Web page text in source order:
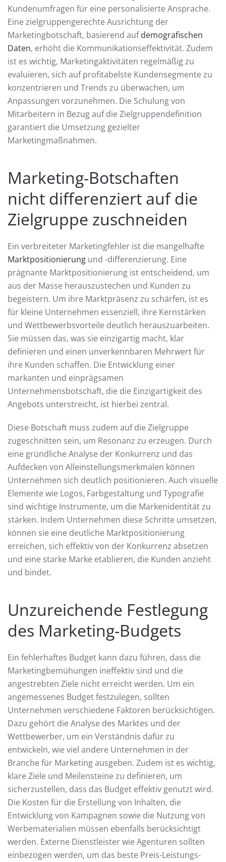
Kundenumfragen für eine personalisierte Ansprache.
Eine zielgruppengerechte Ausrichtung der
Marketingbotschaft, basierend aufdemografischen
Daten, erhöht die Kommunikationseffektivität. Zudem
ist es wichtig, Marketingaktivitäten regelmäßig zu
evaluieren, sich auf profitabelste Kundensegmente zu
konzentrieren und Trends zu überwachen, um
Anpassungen vorzunehmen. Die Schulung von
Mitarbeitern in Bezug auf die Zielgruppendefinition
garantiert die Umsetzung gezielter
Marketingmaßnahmen.
Marketing-Botschaften
nicht differenziert auf die
Zielgruppe zuschneiden
Ein verbreiteter Marketingfehler ist die mangelhafte
Marktpositionierung und -differenzierung. Eine
prägnante Marktpositionierung ist entscheidend, um
aus der Masse herauszustechen und Kunden zu
begeistern. Um ihre Marktpräsenz zu schärfen, ist es
für kleine Unternehmen essenziell, ihre Kernstärken
und Wettbewerbsvorteile deutlich herauszuarbeiten.
Sie müssen das, was sie einzigartig macht, klar
definieren und einen unverkennbaren Mehrwert für
ihre Kunden schaffen. Die Entwicklung einer
markanten und einprägsamen
Unternehmensbotschaft, die die Einzigartigkeit des
Angebots unterstreicht, ist hierbei zentral.
Diese Botschaft muss zudem auf die Zielgruppe
zugeschnitten sein, um Resonanz zu erzeugen. Durch
eine gründliche Analyse der Konkurrenz und das
Aufdecken von Alleinstellungsmerkmalen können
Unternehmen sich deutlich positionieren. Auch visuelle
Elemente wie Logos, Farbgestaltung und Typografie
sind wichtige Instrumente, um die Markenidentität zu
stärken. Indem Unternehmen diese Schritte umsetzen,
können sie eine deutliche Marktpositionierung
erreichen, sich effektiv von der Konkurrenz absetzen
und eine starke Marke etablieren, die Kunden anzieht
und bindet.
Unzureichende Festlegung
des Marketing-Budgets
Ein fehlerhaftes Budget kann dazu führen, dass die
Marketingbemühungen ineffektiv sind und die
angestrebten Ziele nicht erreicht werden. Um ein
angemessenes Budget festzulegen, sollten
Unternehmen verschiedene Faktoren berücksichtigen.
Dazu gehört die Analyse des Marktes und der
Wettbewerber, um ein Verständnis dafür zu
entwickeln, wie viel andere Unternehmen in der
Branche für Marketing ausgeben. Zudem ist es wichtig,
klare Ziele und Meilensteine zu definieren, um
sicherzustellen, dass das Budget effektiv genutzt wird.
Die Kosten für die Erstellung von Inhalten, die
Entwicklung von Kampagnen sowie die Nutzung von
Werbematerialien müssen ebenfalls berücksichtigt
werden. Externe Dienstleister wie Agenturen sollten
einbezogen werden, um das beste Preis-Leistungs-